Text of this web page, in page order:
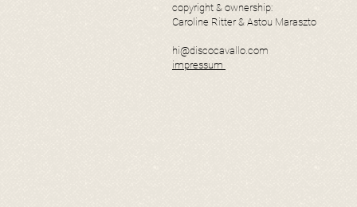
copyright & ownership:
Caroline Ritter & Astou Maraszto
hi@discocavallo.com
impressum